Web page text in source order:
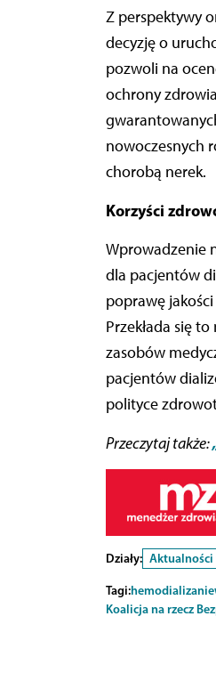
Z perspektywy
decyzję o
pozwoli na
ochrony
nowoczesnych
chorobą nerek.
Korzyści
Wprowadzenie
dla pacjentów
poprawę
Przekłada się
zasobów
pacjentów
polityce
Przeczytaj także:
Działy:
Tagi:hemodializa
Koalicja na rzecz